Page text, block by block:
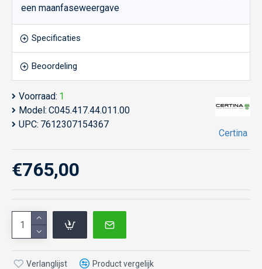
een maanfaseweergave
Specificaties
Beoordeling
Voorraad: 1
Model: C045.417.44.011.00
UPC: 7612307154367
Certina
€765,00
Verlanglijst Product vergelijk